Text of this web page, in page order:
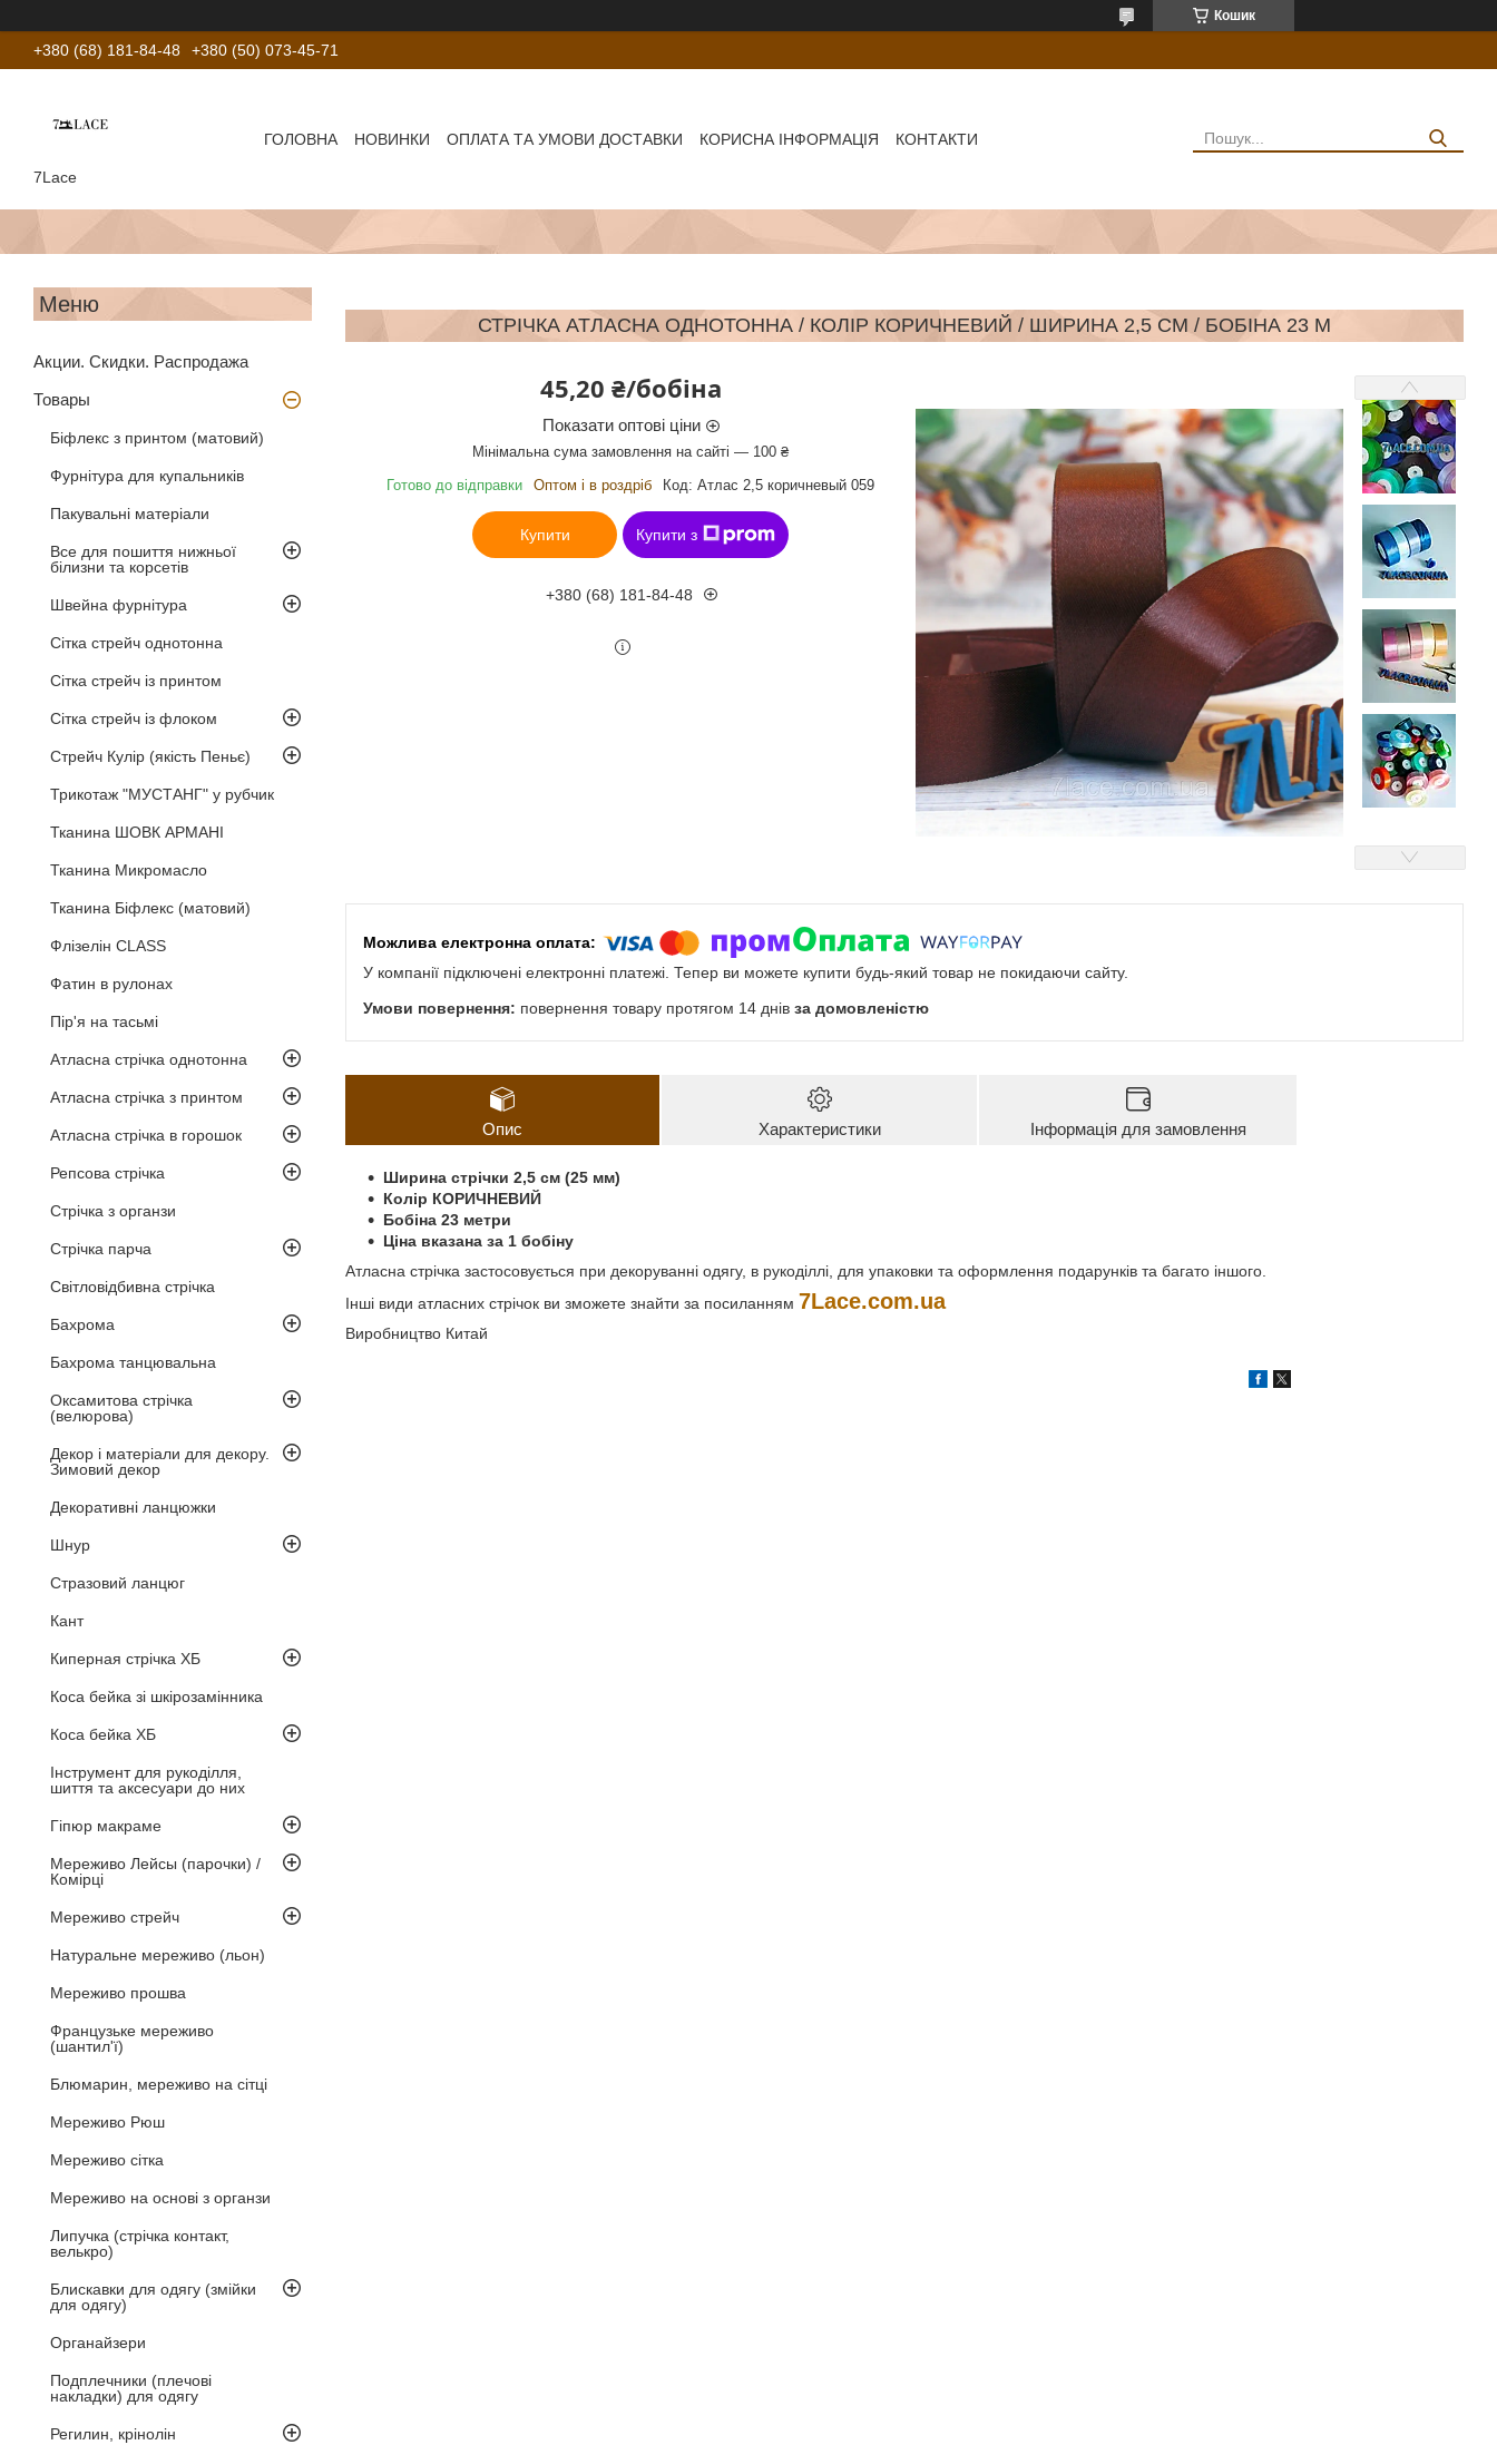
Кошик
+380 (68) 181-84-48 +380 (50) 073-45-71
7Lace
ГОЛОВНА НОВИНКИ ОПЛАТА ТА УМОВИ ДОСТАВКИ КОРИСНА ІНФОРМАЦІЯ КОНТАКТИ
Акции. Скидки. Распродажа
Товары
Біфлекс з принтом (матовий)
Фурнітура для купальників
Пакувальні матеріали
Все для пошиття нижньої
білизни та корсетів
Швейна фурнітура
Сітка стрейч однотонна
Сітка стрейч із принтом
Сітка стрейч із флоком
Стрейч Кулір (якість Пеньє)
Трикотаж "МУСТАНГ" у рубчик
Тканина ШОВК АРМАНІ
Тканина Микромасло
Тканина Біфлекс (матовий)
Флізелін CLASS
Фатин в рулонах
Пір'я на тасьмі
Атласна стрічка однотонна
Атласна стрічка з принтом
Атласна стрічка в горошок
Репсова стрічка
Стрічка з органзи
Стрічка парча
Світловідбивна стрічка
Бахрома
Бахрома танцювальна
Оксамитова стрічка
(велюрова)
Декор і матеріали для декору.
Зимовий декор
Декоративні ланцюжки
Шнур
Стразовий ланцюг
Кант
Киперная стрічка ХБ
Коса бейка зі шкірозамінника
Коса бейка ХБ
Інструмент для рукоділля,
шиття та аксесуари до них
Гіпюр макраме
Мереживо Лейсы (парочки) /
Комірці
Мереживо стрейч
Натуральне мереживо (льон)
Мереживо прошва
Французьке мереживо
(шантил'ї)
Блюмарин, мереживо на сітці
Мереживо Рюш
Мереживо сітка
Мереживо на основі з органзи
Липучка (стрічка контакт,
велькро)
Блискавки для одягу (змійки
для одягу)
Органайзери
Подплечники (плечові
накладки) для одягу
Регилин, крінолін
СТРІЧКА АТЛАСНА ОДНОТОННА / КОЛІР КОРИЧНЕВИЙ / ШИРИНА 2,5 СМ / БОБІНА 23 М
45,20 ₴/бобіна
Показати оптові ціни
Мінімальна сума замовлення на сайті — 100 ₴
Готово до відправки
Оптом і в роздріб Код: Атлас 2,5 коричневый 059
Купити Купити з
+380 (68) 181-84-48
У компанії підключені електронні платежі. Тепер ви можете купити будь-який товар не покидаючи сайту.
повернення товару протягом 14 днів за домовленістю
Опис Характеристики Інформація для замовлення
Ширина стрічки 2,5 см (25 мм)
Колір КОРИЧНЕВИЙ
Бобіна 23 метри
Ціна вказана за 1 бобіну
Атласна стрічка застосовується при декоруванні одягу, в рукоділлі, для упаковки та оформлення подарунків та багато іншого.
Інші види атласних стрічок ви зможете знайти за посиланням 7Lace.com.ua
Виробництво Китай